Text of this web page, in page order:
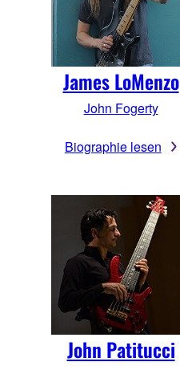
James LoMenzo
John Fogerty
Biographie lesen
John Patitucci